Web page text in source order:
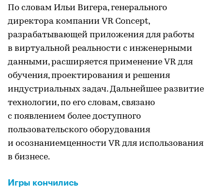
По словам Ильи Вигера, генерального
директора компании VR Concept,
разрабатывающей приложения для работы
в виртуальной реальности с инженерными
данными, расширяется применение VR для
обучения, проектирования и решения
индустриальных задач. Дальнейшее развитие
технологии, по его словам, связано
с появлением более доступного
пользовательского оборудования
и осознаниемценности VR для использования
в бизнесе.
Игры кончились